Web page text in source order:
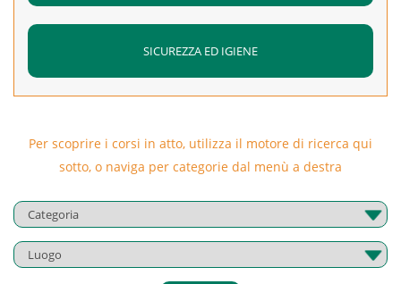
SICUREZZA ED IGIENE
Per scoprire i corsi in atto, utilizza il motore di ricerca qui
sotto, o naviga per categorie dal menù a destra